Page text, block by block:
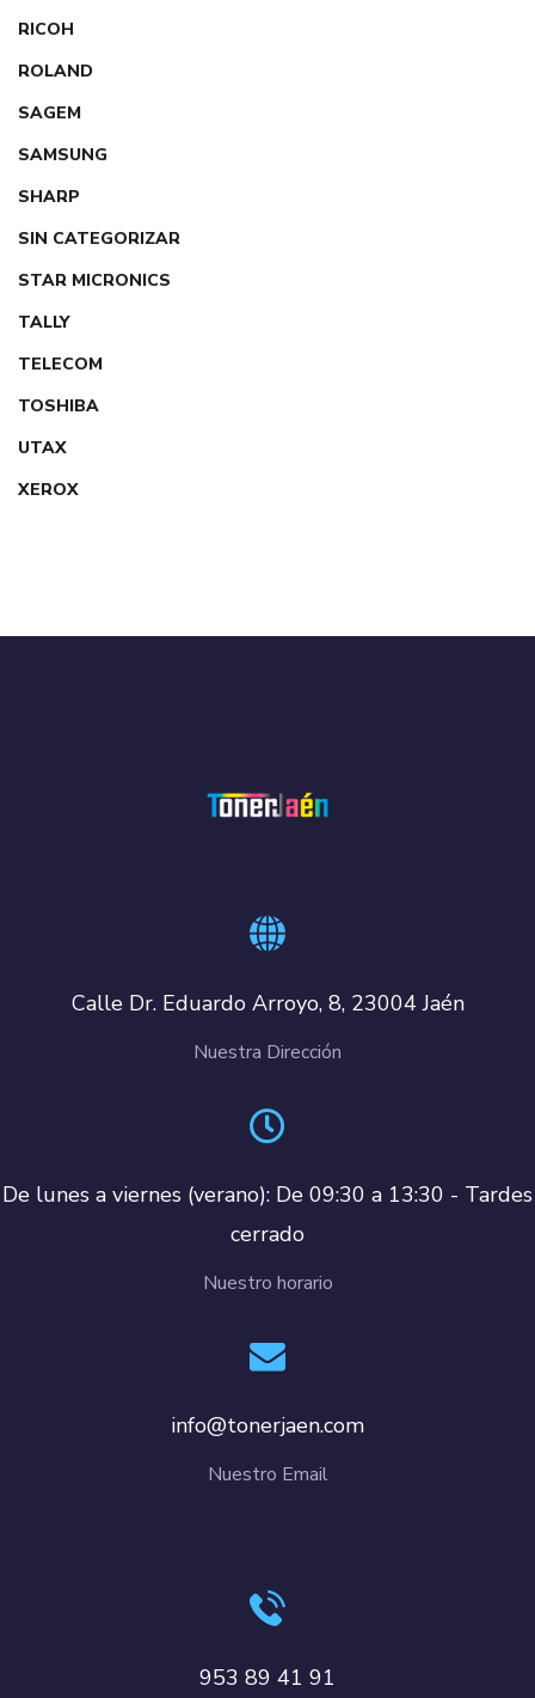
RICOH
ROLAND
SAGEM
SAMSUNG
SHARP
SIN CATEGORIZAR
STAR MICRONICS
TALLY
TELECOM
TOSHIBA
UTAX
XEROX
Calle Dr. Eduardo Arroyo, 8, 23004 Jaén
Nuestra Dirección
De lunes a viernes (verano): De 09:30 a 13:30 - Tardes
cerrado
Nuestro horario
info@tonerjaen.com
Nuestro Email
953 89 41 91